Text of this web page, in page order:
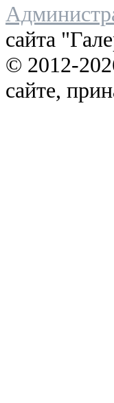
сайта
© 2012-
сайте,